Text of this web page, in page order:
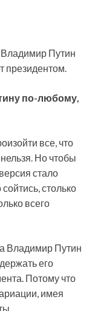
Владимир Путин
президентом.
по-любому,
все, что
Но чтобы
стало
столько
всего
Владимир Путин
его
Потому что
имея